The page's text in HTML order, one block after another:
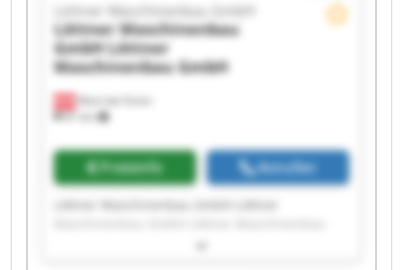
Klam bei Grein
81 km
Löttner Maschinenbau GmbH
Löttner Maschinenbau
GmbHLöttner
Maschinenbau GmbH
Preisinfo Anrufen
GmbH Löttner Maschinenbau GmbH Löttner